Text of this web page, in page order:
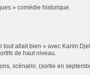
» comédie historique.
tout allait bien » avec Karim
de haut niveau.
scénario. (sortie en